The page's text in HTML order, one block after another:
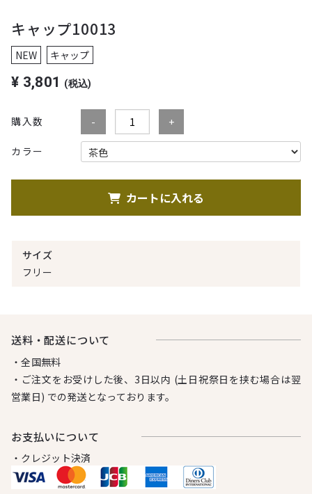
キャップ10013
NEW キャップ
¥ 3,801 (税込)
購入数
カラー
カートに入れる
サイズ
フリー
送料・配送について
・全国無料
・ご注文をお受けした後、3日以内 (土日祝祭日を挟む場合は翌
営業日) での発送となっております。
お⽀払いについて
・クレジット決済